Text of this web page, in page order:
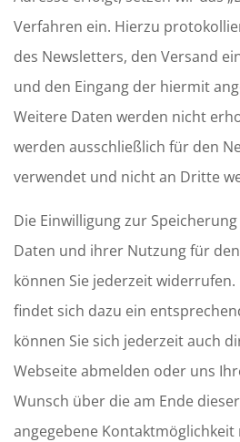
Verfahren ein. Hierzu
des Newsletters, den Versand
und den Eingang der hiermit
Weitere Daten werden nicht
werden ausschließlich für den
verwendet und nicht an Dritte
Die Einwilligung zur
Daten und ihrer Nutzung für
können Sie jederzeit
findet sich dazu ein
können Sie sich jederzeit auch
Webseite abmelden oder uns
Wunsch über die am Ende
angegebene Kontaktmöglichkeit